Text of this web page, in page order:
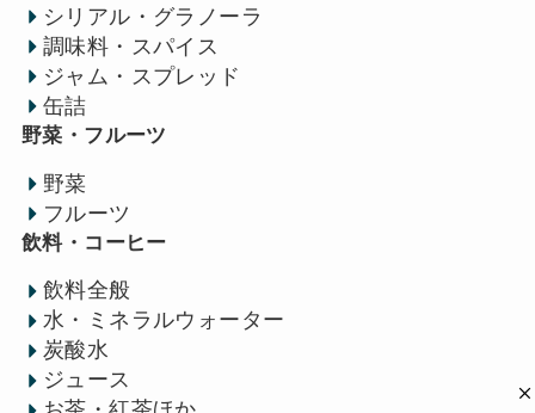
シリアル・グラノーラ
調味料・スパイス
ジャム・スプレッド
缶詰
野菜・フルーツ
野菜
フルーツ
飲料・コーヒー
飲料全般
水・ミネラルウォーター
炭酸水
ジュース